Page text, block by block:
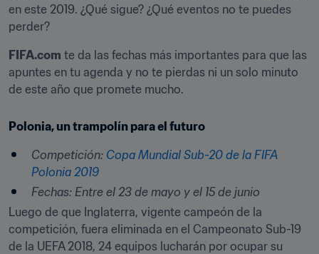
en este 2019. ¿Qué sigue? ¿Qué eventos no te puedes
perder?
FIFA.com te da las fechas más importantes para que las
apuntes en tu agenda y no te pierdas ni un solo minuto
de este año que promete mucho.
Polonia, un trampolín para el futuro
Competición: Copa Mundial Sub-20 de la FIFA
Polonia 2019
Fechas: Entre el 23 de mayo y el 15 de junio
Luego de que Inglaterra, vigente campeón de la
competición, fuera eliminada en el Campeonato Sub-19
de la UEFA 2018, 24 equipos lucharán por ocupar su